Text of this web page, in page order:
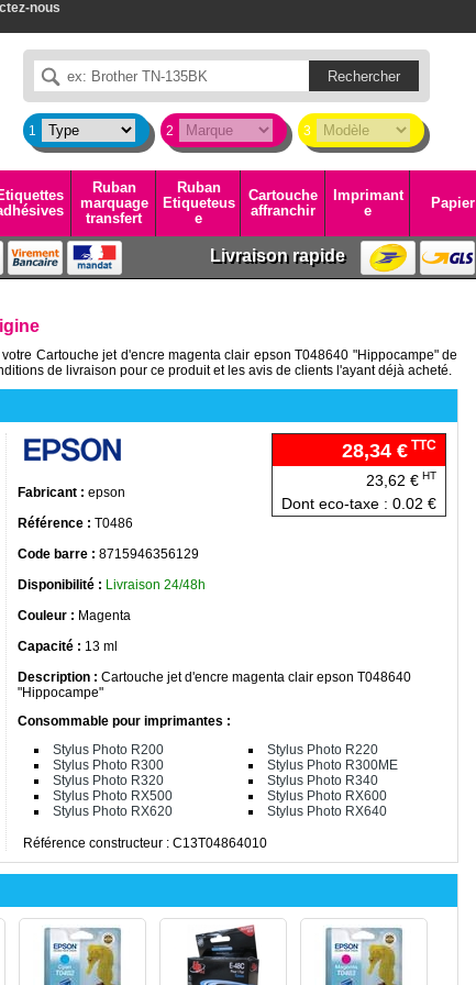
nous
1 2 3
Ruban
marquage
transfert
Ruban
Etiqueteus
e
Cartouche
affranchir
Imprimant
e
Papier
Livraison rapide
Cartouche jet d'encre magenta clair epson T048640 "Hippocampe" de
de livraison pour ce produit et les avis de clients l'ayant déjà acheté.
28,34 € TTC
23,62 € HT
Dont eco-taxe : 0.02 €
Fabricant : epson
Référence : T0486
Code barre : 8715946356129
Disponibilité : Livraison 24/48h
Couleur : Magenta
Capacité : 13 ml
Description : Cartouche jet d'encre magenta clair epson T048640
"Hippocampe"
Consommable pour imprimantes :
Stylus Photo R200
Stylus Photo R220
Stylus Photo R300
Stylus Photo R300ME
Stylus Photo R320
Stylus Photo R340
Stylus Photo RX500
Stylus Photo RX600
Stylus Photo RX620
Stylus Photo RX640
Référence constructeur : C13T04864010